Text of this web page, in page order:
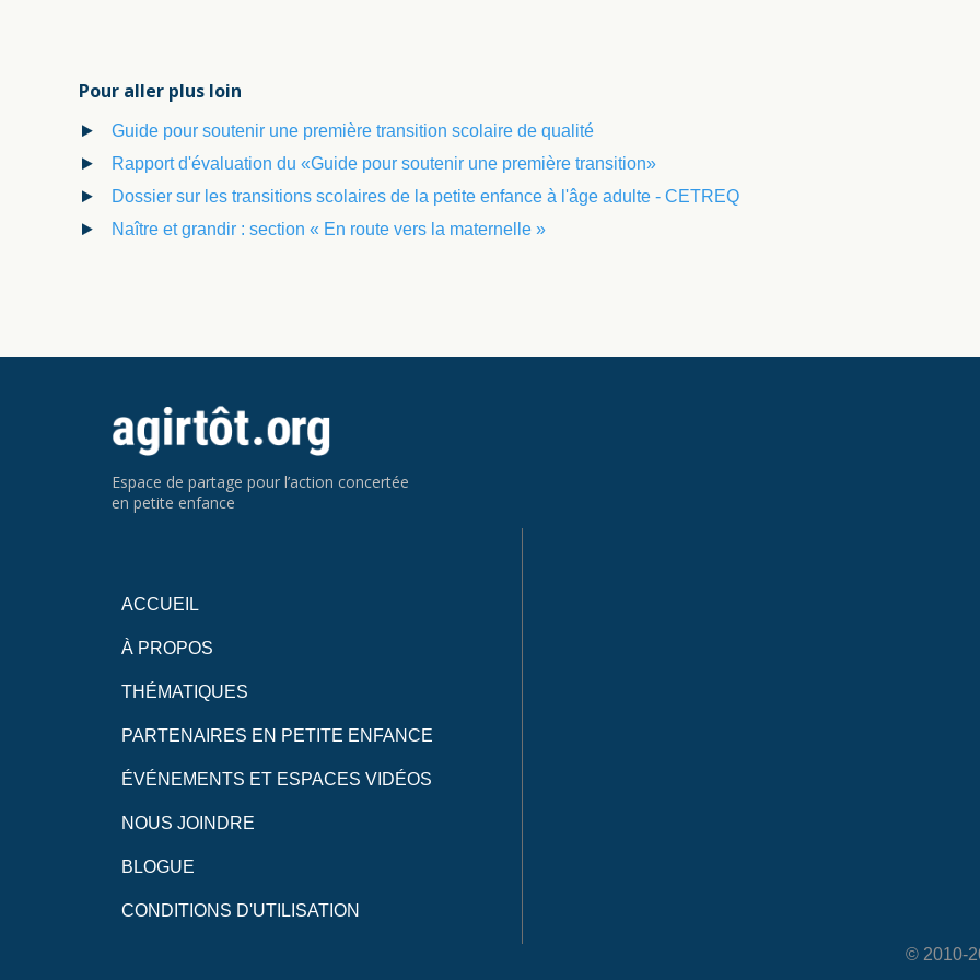
Pour aller plus loin
Guide pour soutenir une première transition scolaire de qualité
Rapport d'évaluation du «Guide pour soutenir une première transition»
Dossier sur les transitions scolaires de la petite enfance à l'âge adulte - CETREQ
Naître et grandir : section « En route vers la maternelle »
Espace de partage pour l’action concertée
en petite enfance
ACCUEIL
À PROPOS
THÉMATIQUES
PARTENAIRES EN PETITE ENFANCE
ÉVÉNEMENTS ET ESPACES VIDÉOS
NOUS JOINDRE
BLOGUE
CONDITIONS D'UTILISATION
© 2010-